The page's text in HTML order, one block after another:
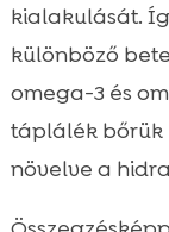
kialakulását.
különböző
omega-3 és
táplálék bőrük
növelve a